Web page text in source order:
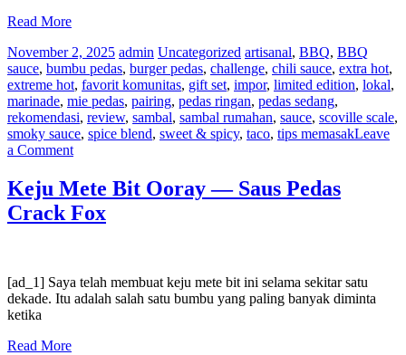
Read More
November 2, 2025 admin Uncategorized artisanal, BBQ, BBQ
sauce, bumbu pedas, burger pedas, challenge, chili sauce, extra hot,
extreme hot, favorit komunitas, gift set, impor, limited edition, lokal,
marinade, mie pedas, pairing, pedas ringan, pedas sedang,
rekomendasi, review, sambal, sambal rumahan, sauce, scoville scale,
smoky sauce, spice blend, sweet & spicy, taco, tips memasakLeave
a Commenton
Ale
Pucat
Mudah
Crack
Fox
Keju Mete Bit Ooray — Saus Pedas
Crack Fox
[ad_1] Saya telah membuat keju mete bit ini selama sekitar satu
dekade. Itu adalah salah satu bumbu yang paling banyak diminta
ketika
Read More